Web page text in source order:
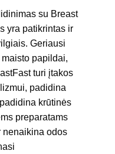
su Breast
yra patikrintas ir
Geriausi
papildai,
turi įtakos
padidina
krūtinės
preparatams
nenaikina odos